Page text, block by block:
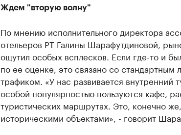
Ждем "вторую волну"
По мнению исполнительного директора
отельеров РТ Галины Шарафутдиновой,
ощутил особых всплесков. Если где-то и
по ее оценке, это связано со стандартным
трафиком. «У нас развивается внутренний
особой популярностью пользуются кафе,
туристических маршрутах. Это, конечно
историческими объектами», - говорит